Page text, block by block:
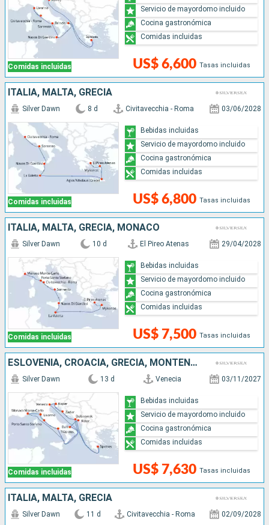
Comidas incluidas US$ 6,600 Tasas incluidas
Servicio de mayordomo incluido
Cocina gastronómica
Comidas incluidas
ITALIA, MALTA, GRECIA
Comidas incluidas
Silver Dawn 8 d Civitavecchia - Roma 03/06/2028
US$ 6,800 Tasas incluidas
Bebidas incluidas
Servicio de mayordomo incluido
Cocina gastronómica
Comidas incluidas
ITALIA, MALTA, GRECIA, MONACO
Comidas incluidas
Silver Dawn 10 d El Pireo Atenas 29/04/2028
US$ 7,500 Tasas incluidas
Bebidas incluidas
Servicio de mayordomo incluido
Cocina gastronómica
Comidas incluidas
ESLOVENIA, CROACIA, GRECIA, MONTENEGRO, ITALIA, MONACO
Comidas incluidas
Silver Dawn 13 d Venecia 03/11/2027
US$ 7,630 Tasas incluidas
Bebidas incluidas
Servicio de mayordomo incluido
Cocina gastronómica
Comidas incluidas
ITALIA, MALTA, GRECIA
Silver Dawn 11 d Civitavecchia - Roma 02/09/2028